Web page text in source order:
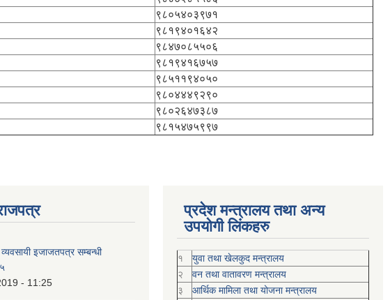
९८०५४०३९७१
९८१९४०१६४२
९८४७०८५५०६
९८१९४१६७५७
९८५११९४०५०
९८०४४४९२९०
९८०२६४७३८७
९८१५४७५९९७
व्यवसायी इजाजतपत्र सम्बन्धी
- 11:25
प्रदेश मन्त्रालय तथा अन्य
उपयोगी लिंकहरु
१
युवा तथा खेलकुद मन्त्रालय
२
वन तथा वातावरण मन्त्रालय
३
आर्थिक मामिला तथा योजना मन्त्रालय